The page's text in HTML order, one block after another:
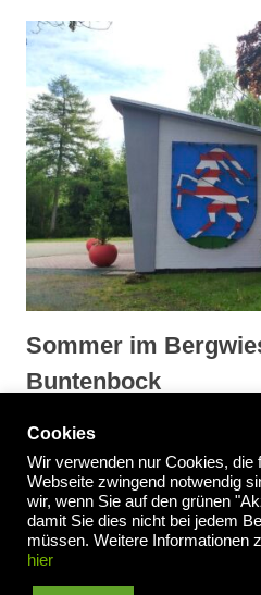
Sommer im
Buntenbock
Impressum/
Cookies
Wir verwenden nur Cookies, die
Webseite zwingend notwendig
wir, wenn Sie auf den grünen
damit Sie dies nicht bei jedem
müssen. Weitere Informationen
hier